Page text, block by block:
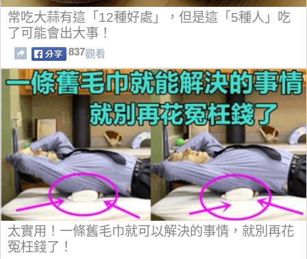
常吃大蒜有這「12種好處」，但是這「5種人」吃
了可能會出大事！
837觀看
太實用！一條舊毛巾就可以解決的事情，就別再花
冤枉錢了！